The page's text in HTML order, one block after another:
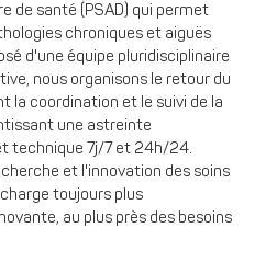
de santé (PSAD) qui permet
chroniques et aiguës
d'une équipe pluridisciplinaire
nous organisons le retour du
la coordination et le suivi de la
une astreinte
technique 7j/7 et 24h/24.
et l'innovation des soins
toujours plus
au plus près des besoins